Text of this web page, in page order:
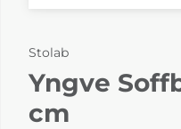
Stolab
Yngve
cm